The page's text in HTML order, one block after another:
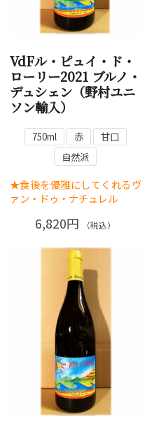
VdFル・ピュイ・ド・
ローリー2021 ブルノ・
デュシェン（野村ユニ
ソン輸入）
750ml 赤
甘口
自然派
★食後を優雅にしてくれるヴ
ァン・ドゥ・ナチュレル
6,820円 （税込）